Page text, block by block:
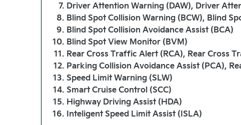
Driver Attention Warning (DAW), Driver
Blind Spot Collision Warning (BCW), Blind
Blind Spot Collision Avoidance Assist (BCA)
Blind Spot View Monitor (BVM)
Rear Cross Traffic Alert (RCA), Rear Cross
Parking Collision Avoidance Assist (PCA),
Speed Limit Warning (SLW)
Smart Cruise Control (SCC)
Highway Driving Assist (HDA)
Inteligent Speed Limit Assist (ISLA)